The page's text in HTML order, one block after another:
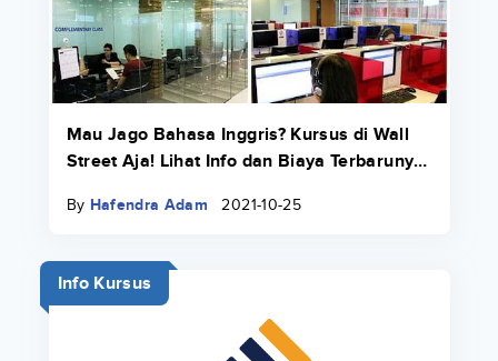
Mau Jago Bahasa Inggris? Kursus di Wall
Street Aja! Lihat Info dan Biaya Terbarunya
By Hafendra Adam 2021-10-25
Info Kursus